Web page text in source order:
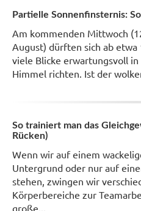
Partielle Sonnenfinsternis:
Am kommenden Mittwoch
August) dürften sich ab etwa
viele Blicke erwartungsvoll in
Himmel richten. Ist der
So trainiert man das
Rücken)
Wenn wir auf einem
Untergrund oder nur auf
stehen, zwingen wir
Körperbereiche zur
große...